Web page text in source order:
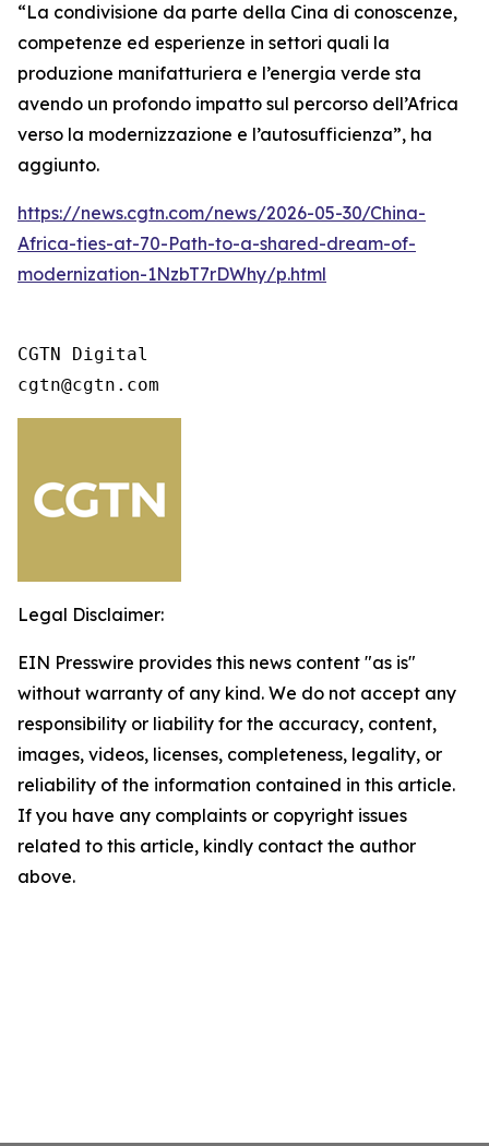
“La condivisione da parte della Cina di conoscenze,
competenze ed esperienze in settori quali la
produzione manifatturiera e l’energia verde sta
avendo un profondo impatto sul percorso dell’Africa
verso la modernizzazione e l’autosufficienza”, ha
aggiunto.
https://news.cgtn.com/news/2026-05-30/China-
Africa-ties-at-70-Path-to-a-shared-dream-of-
modernization-1NzbT7rDWhy/p.html
CGTN Digital
cgtn@cgtn.com
Legal Disclaimer:
EIN Presswire provides this news content "as is"
without warranty of any kind. We do not accept any
responsibility or liability for the accuracy, content,
images, videos, licenses, completeness, legality, or
reliability of the information contained in this article.
If you have any complaints or copyright issues
related to this article, kindly contact the author
above.